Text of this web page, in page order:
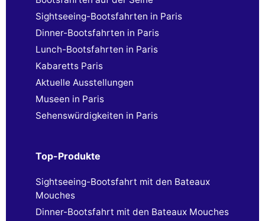
Sightseeing-Bootsfahrten in Paris
Dinner-Bootsfahrten in Paris
Lunch-Bootsfahrten in Paris
Kabaretts Paris
Aktuelle Ausstellungen
Museen in Paris
Sehenswürdigkeiten in Paris
Top-Produkte
Sightseeing-Bootsfahrt mit den Bateaux
Mouches
Dinner-Bootsfahrt mit den Bateaux Mouches